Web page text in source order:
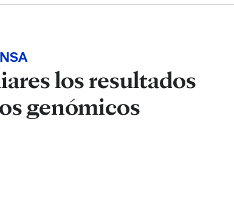
los resultados
genómicos